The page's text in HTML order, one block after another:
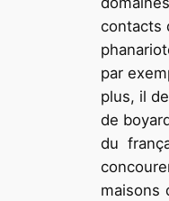
contacts
par
plus, il
de
du
maisons